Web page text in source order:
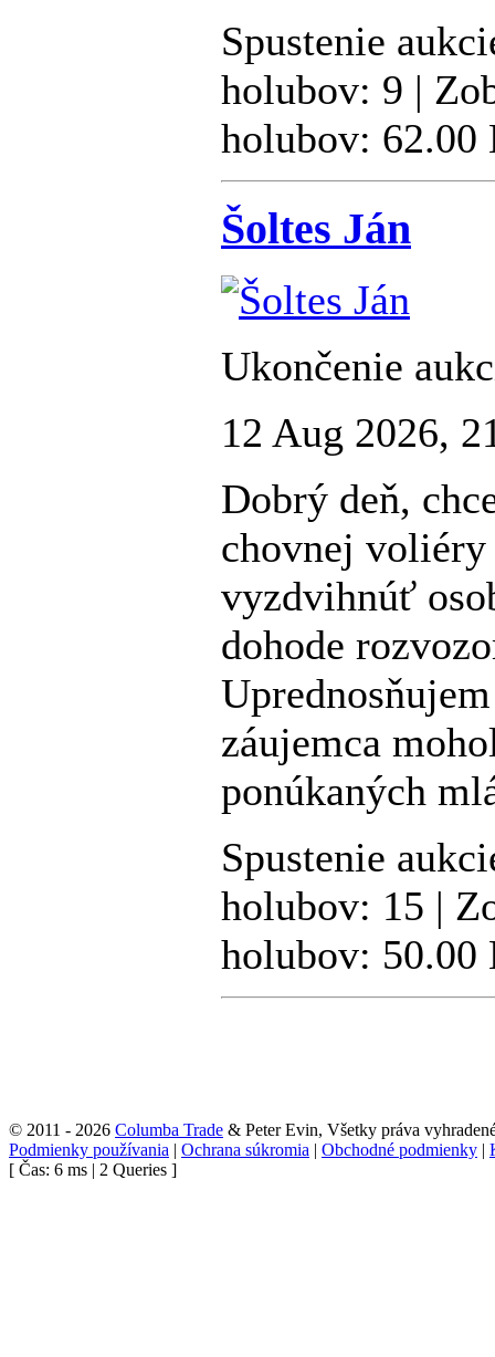
Spustenie
holubov: 9 |
holubov: 62.00
Šoltes Ján
Ukončenie
12 Aug 2026,
Dobrý deň,
chovnej
vyzdvihnúť
dohode
záujemca
ponúkaných
Spustenie
holubov: 15 |
holubov: 50.00
© 2011 - 2026 Columba Trade & Peter Evin, Všetky práva
Podmienky používania | Ochrana súkromia | Obchodné podmienky |
[ Čas: 6 ms | 2 Queries ]